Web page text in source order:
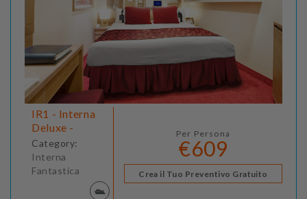
IR1 - Interna
Deluxe -
Category:
Interna
Fantastica
Per Persona
€609
Crea il Tuo Preventivo Gratuito